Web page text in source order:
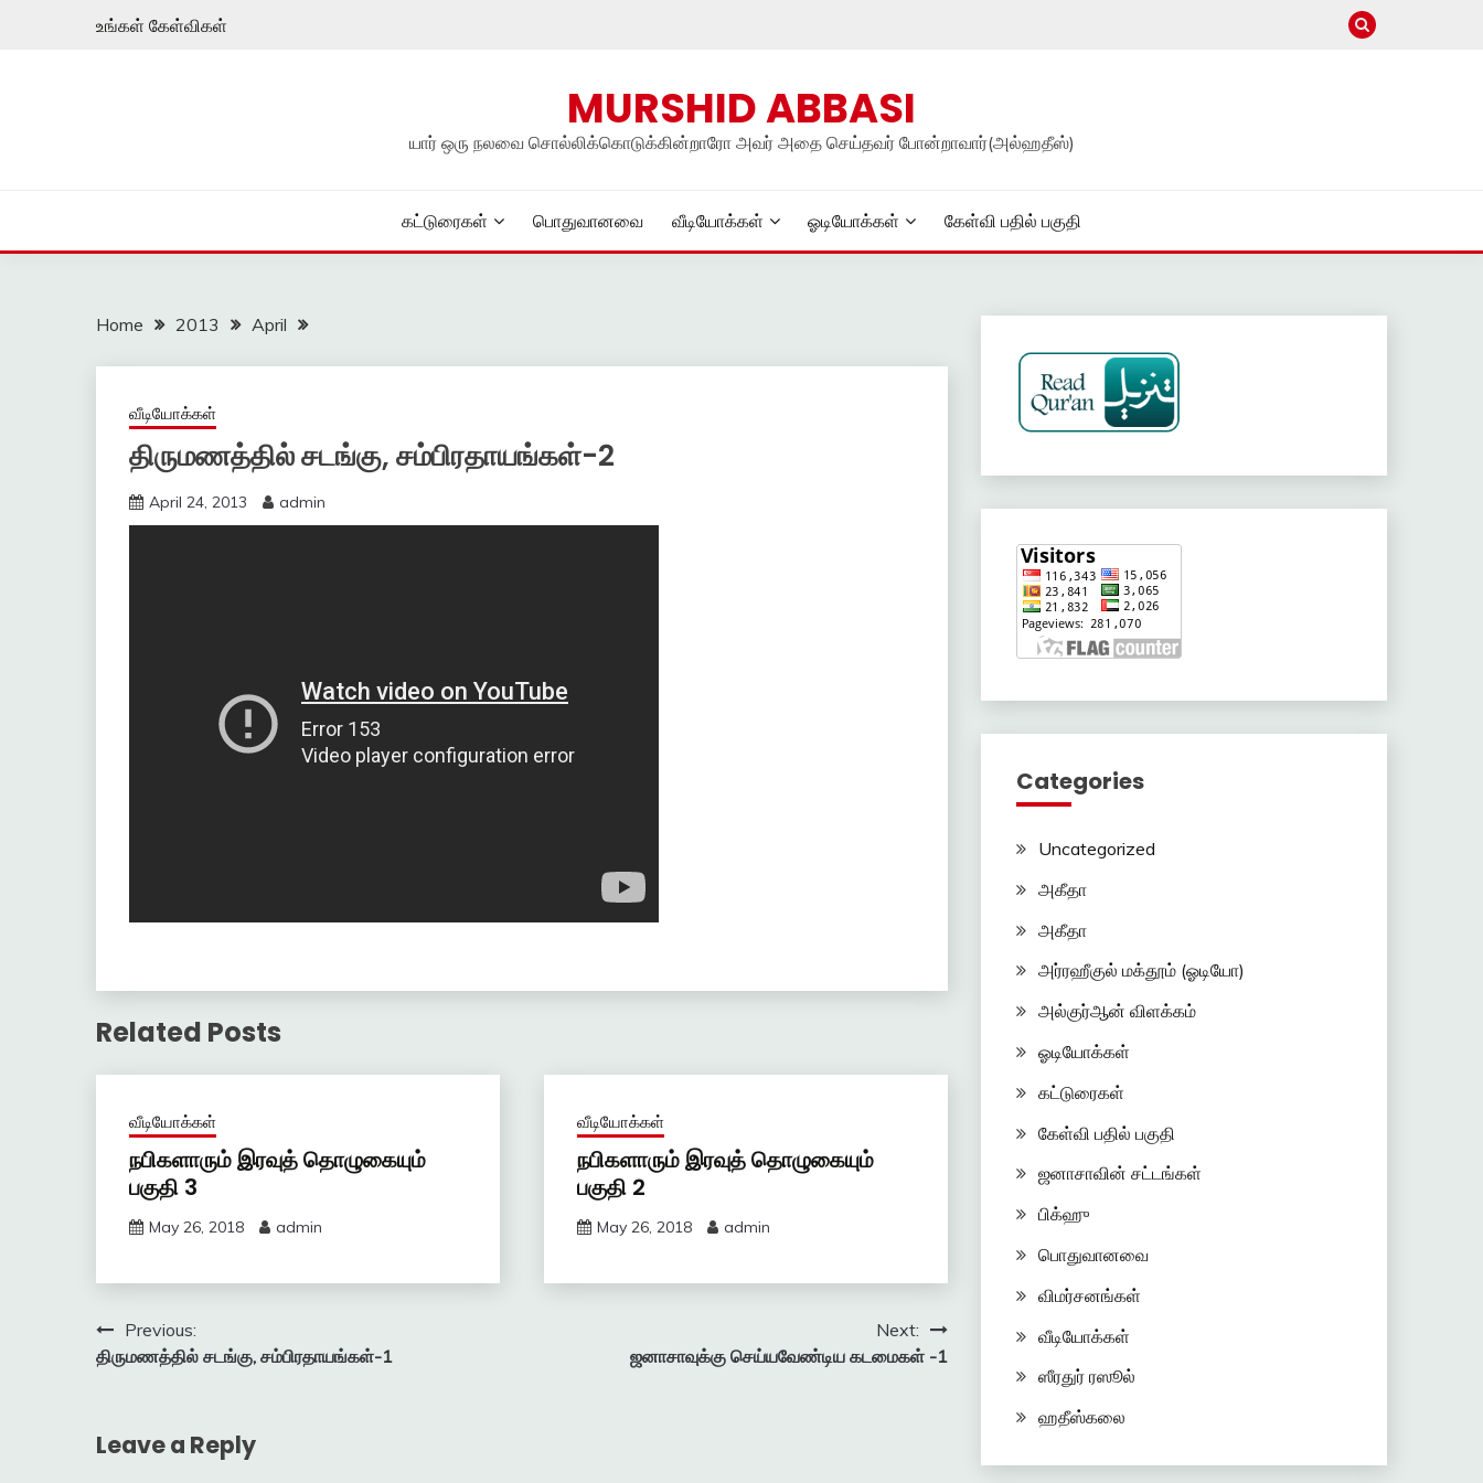
உங்கள் கேள்விகள்
MURSHID ABBASI
யார் ஒரு நலவை சொல்லிக்கொடுக்கின்றாரோ அவர் அதை செய்தவர் போன்றாவார்(அல்ஹதீஸ்)
கட்டுரைகள் பொதுவானவை வீடியோக்கள் ஓடியோக்கள் கேள்வி பதில் பகுதி
Home 2013 April
வீடியோக்கள்
திருமணத்தில் சடங்கு, சம்பிரதாயங்கள்-2
April 24, 2013 admin
Related Posts
வீடியோக்கள்
நபிகளாரும் இரவுத் தொழுகையும்
பகுதி 3
May 26, 2018 admin
வீடியோக்கள்
நபிகளாரும் இரவுத் தொழுகையும்
பகுதி 2
May 26, 2018 admin
Post
navigation
Previous:
திருமணத்தில் சடங்கு, சம்பிரதாயங்கள்-1
Next:
ஜனாசாவுக்கு செய்யவேண்டிய கடமைகள் -1
Leave a Reply
Categories
Uncategorized
அகீதா
அகீதா
அர்ரஹீகுல் மக்தூம் (ஓடியோ)
அல்குர்ஆன் விளக்கம்
ஓடியோக்கள்
கட்டுரைகள்
கேள்வி பதில் பகுதி
ஜனாசாவின் சட்டங்கள்
பிக்ஹு
பொதுவானவை
விமர்சனங்கள்
வீடியோக்கள்
ஸீரதுர் ரஸூல்
ஹதீஸ்கலை